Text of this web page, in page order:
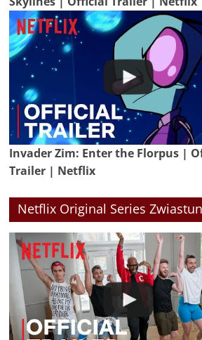
Invader Zim: Enter the Florpus |
Trailer | Netflix
Netflix Original Series